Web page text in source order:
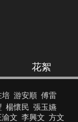
花絮
培 游安順 傅雷
楊懷民 張玉嬿
渝文 李興文 方文